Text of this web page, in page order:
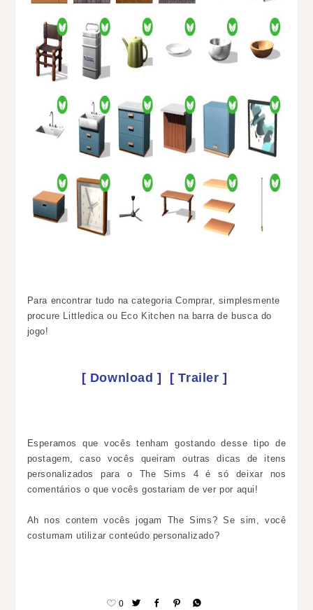
Para encontrar tudo na categoria Comprar, simplesmente
procure Littledica ou Eco Kitchen na barra de busca do
jogo!
[ Download ] [Trailer ]
Esperamos que vocês tenham gostando desse tipo de
postagem, caso vocês queiram outras dicas de itens
personalizados para o The Sims 4 é só deixar nos
comentários o que vocês gostariam de ver por aqui!
Ah nos contem vocês jogam The Sims? Se sim, você
costumam utilizar conteúdo personalizado?
0